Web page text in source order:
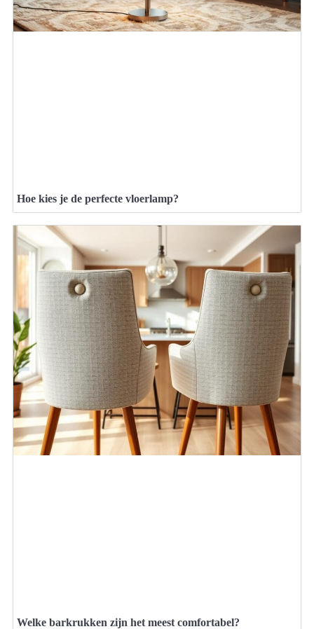
Hoe kies je de perfecte vloerlamp?
Welke barkrukken zijn het meest comfortabel?